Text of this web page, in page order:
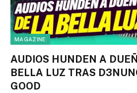
MAGAZINE
AUDIOS HUNDEN A
BELLA LUZ TRAS
GOOD